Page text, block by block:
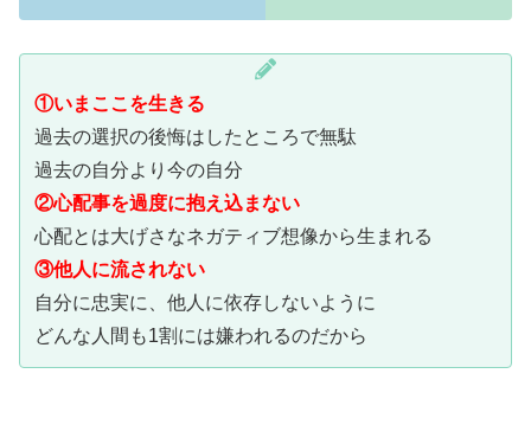
①いまここを生きる
過去の選択の後悔はしたところで無駄
過去の自分より今の自分
②心配事を過度に抱え込まない
心配とは大げさなネガティブ想像から生まれる
③他人に流されない
自分に忠実に、他人に依存しないように
どんな人間も1割には嫌われるのだから